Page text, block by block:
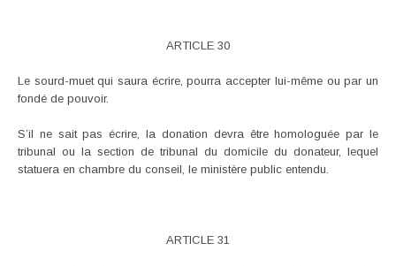
ARTICLE 30
Le sourd-muet qui saura écrire, pourra accepter lui-même ou par un
fondé de pouvoir.
S’il ne sait pas écrire, la donation devra être homologuée par le
tribunal ou la section de tribunal du domicile du donateur, lequel
statuera en chambre du conseil, le ministère public entendu.
ARTICLE 31